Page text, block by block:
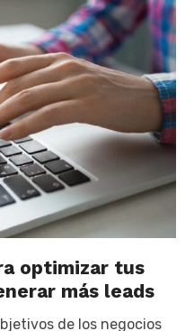
optimizar tus
más leads
de los negocios